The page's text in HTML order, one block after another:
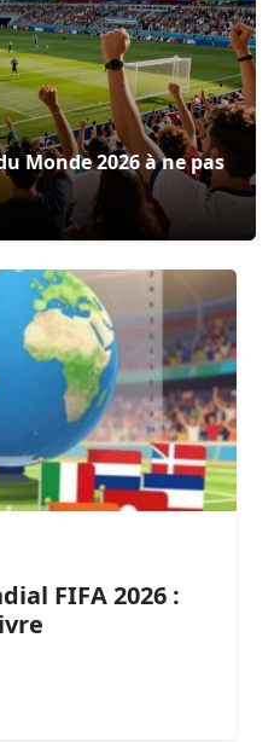
Monde 2026 à ne pas
FIFA 2026 :